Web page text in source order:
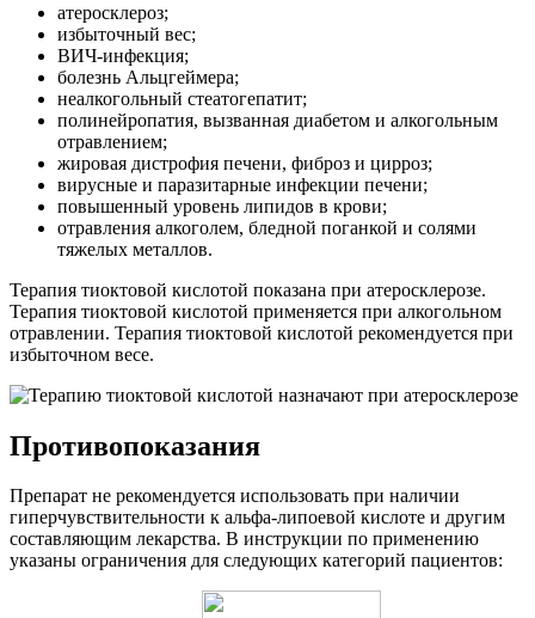
атеросклероз;
избыточный вес;
ВИЧ-инфекция;
болезнь Альцгеймера;
неалкогольный стеатогепатит;
полинейропатия, вызванная диабетом и алкогольным
отравлением;
жировая дистрофия печени, фиброз и цирроз;
вирусные и паразитарные инфекции печени;
повышенный уровень липидов в крови;
отравления алкоголем, бледной поганкой и солями
тяжелых металлов.
Терапия тиоктовой кислотой показана при атеросклерозе.
Терапия тиоктовой кислотой применяется при алкогольном
отравлении. Терапия тиоктовой кислотой рекомендуется при
избыточном весе.
Противопоказания
Препарат не рекомендуется использовать при наличии
гиперчувствительности к альфа-липоевой кислоте и другим
составляющим лекарства. В инструкции по применению
указаны ограничения для следующих категорий пациентов: